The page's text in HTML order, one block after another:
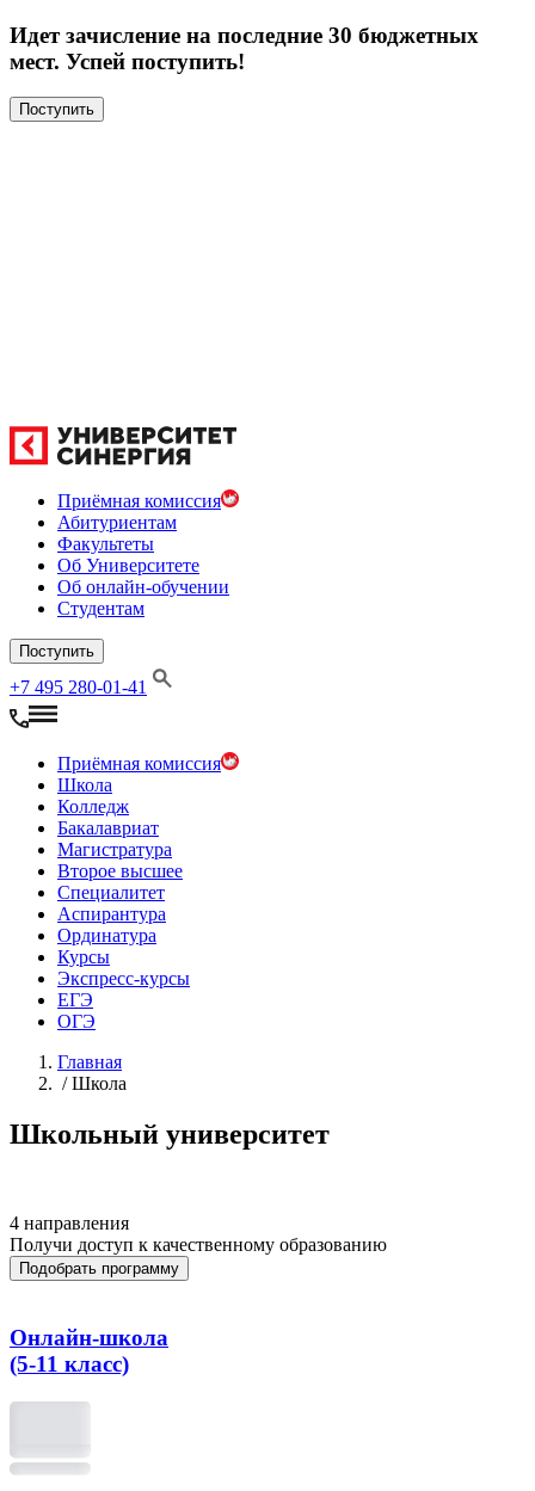
Идет зачисление на последние 30 бюджетных
мест. Успей поступить!
Поступить
Приёмная комиссия
Абитуриентам
Факультеты
Об Университете
Об онлайн-обучении
Студентам
Поступить
+7 495 280-01-41
Приёмная комиссия
Школа
Колледж
Бакалавриат
Магистратура
Второе высшее
Специалитет
Аспирантура
Ординатура
Курсы
Экспресс-курсы
ЕГЭ
ОГЭ
Главная
/Школа
Школьный университет
4 направления
Получи доступ к качественному образованию
Подобрать программу
Онлайн-школа
(5-11 класс)